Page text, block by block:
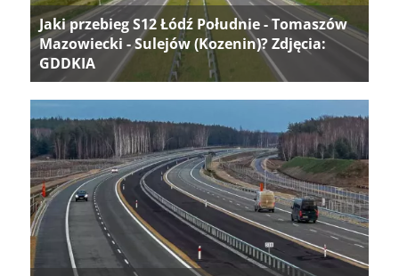
Jaki przebieg S12 Łódź Południe - Tomaszów
Mazowiecki - Sulejów (Kozenin)? Zdjęcia:
GDDKIA